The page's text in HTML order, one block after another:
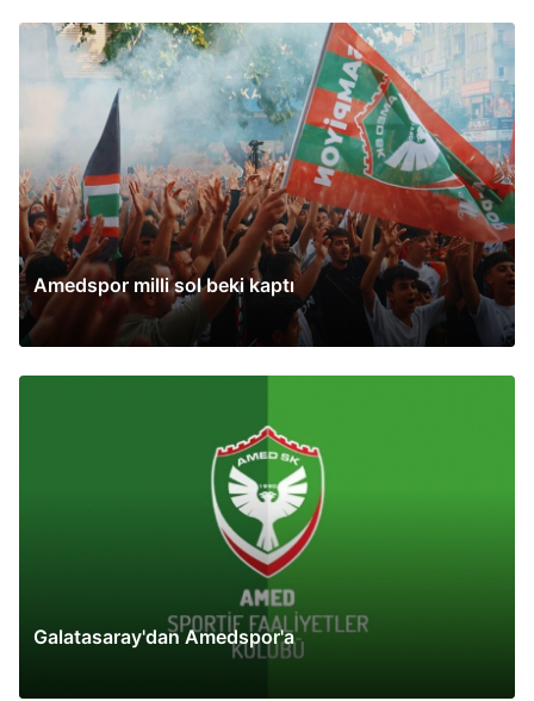
Amedspor milli sol beki kaptı
Galatasaray'dan Amedspor'a